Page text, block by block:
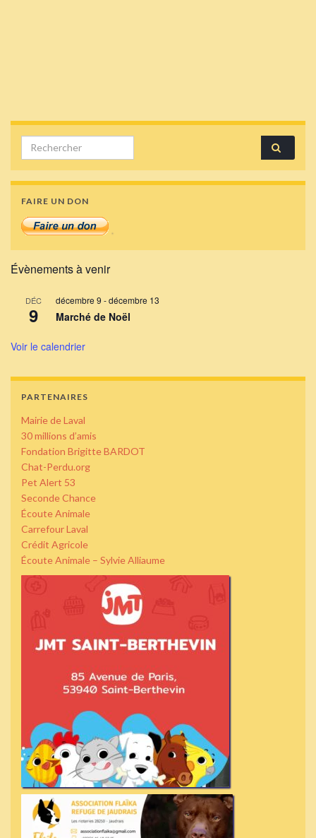
Search for:
FAIRE UN DON
Évènements à venir
DÉC
9
décembre 9 -décembre 13
Marché de Noël
Voir le calendrier
PARTENAIRES
Mairie de Laval
30 millions d’amis
Fondation Brigitte BARDOT
Chat-Perdu.org
Pet Alert 53
Seconde Chance
Écoute Animale
Carrefour Laval
Crédit Agricole
Écoute Animale – Sylvie Alliaume